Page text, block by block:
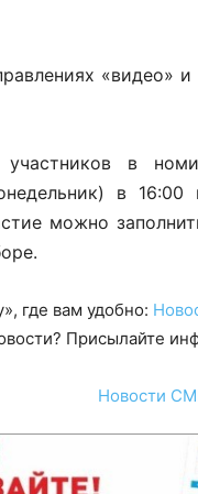
«видео»
участников в
в
можно
где вам удобно:
Присылайте
Новости